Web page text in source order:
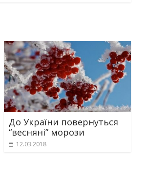
До України повернуться
“весняні” морози
12.03.2018